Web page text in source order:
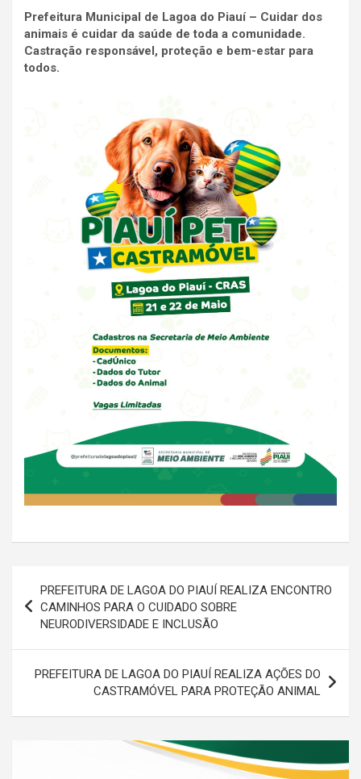
Prefeitura Municipal de Lagoa do Piauí – Cuidar dos
animais é cuidar da saúde de toda a comunidade.
Castração responsável, proteção e bem-estar para
todos.
de
Post
PREFEITURA DE LAGOA DO PIAUÍ REALIZA ENCONTRO
CAMINHOS PARA O CUIDADO SOBRE
NEURODIVERSIDADE E INCLUSÃO
PREFEITURA DE LAGOA DO PIAUÍ REALIZA AÇÕES DO
CASTRAMÓVEL PARA PROTEÇÃO ANIMAL